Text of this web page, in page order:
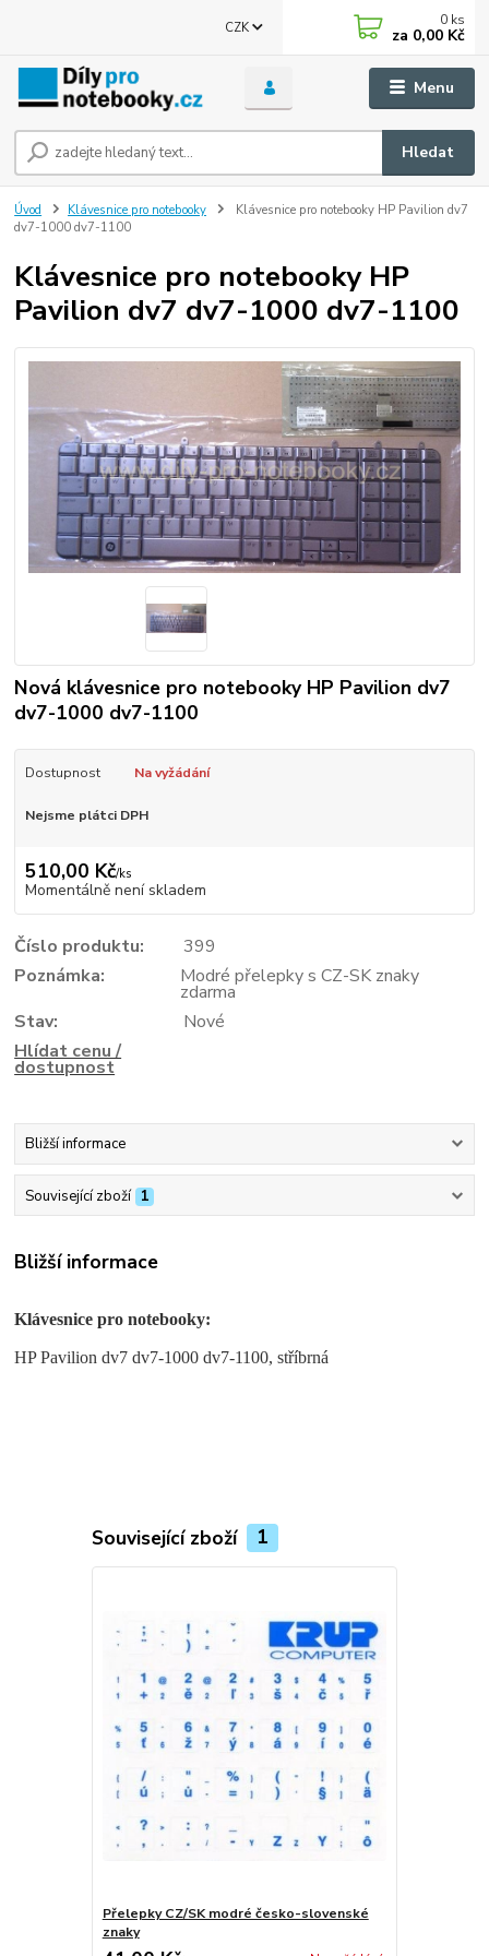
Menu
CZK
Hledat
0 ks
za 0,00 Kč
Úvod Klávesnice pro notebooky
Klávesnice pro notebooky HP Pavilion dv7
dv7-1000 dv7-1100
Klávesnice pro notebooky HP
Pavilion dv7 dv7-1000 dv7-1100
Nová klávesnice pro notebooky HP Pavilion dv7
dv7-1000 dv7-1100
Dostupnost Na vyžádání
Nejsme plátci DPH
510,00 Kč/ks
Momentálně není skladem
Číslo produktu:
399
Poznámka:
Modré přelepky s CZ-SK znaky
zdarma
Stav:
Nové
Hlídat cenu /
dostupnost
Bližší informace
Související zboží 1
Bližší informace
Klávesnice pro notebooky:
HP Pavilion dv7 dv7-1000 dv7-1100, stříbrná
Související zboží 1
Přelepky CZ/SK modré česko-slovenské
znaky